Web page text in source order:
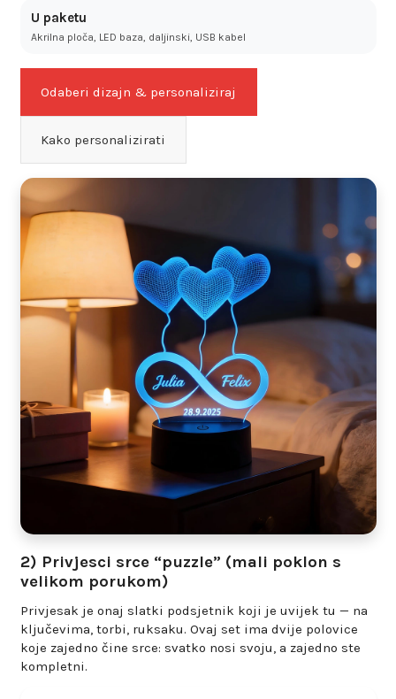
U paketu
Akrilna ploča, LED baza, daljinski, USB kabel
Odaberi dizajn & personaliziraj
Kako personalizirati
2) Privjesci srce “puzzle” (mali poklon s
velikom porukom)
Privjesak je onaj slatki podsjetnik koji je uvijek tu — na
ključevima, torbi, ruksaku. Ovaj set ima dvije polovice
koje zajedno čine srce: svatko nosi svoju, a zajedno ste
kompletni.